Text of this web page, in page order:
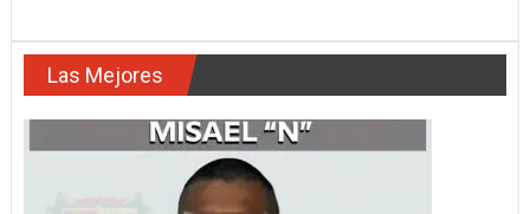
MUJERES,
Las Mejores